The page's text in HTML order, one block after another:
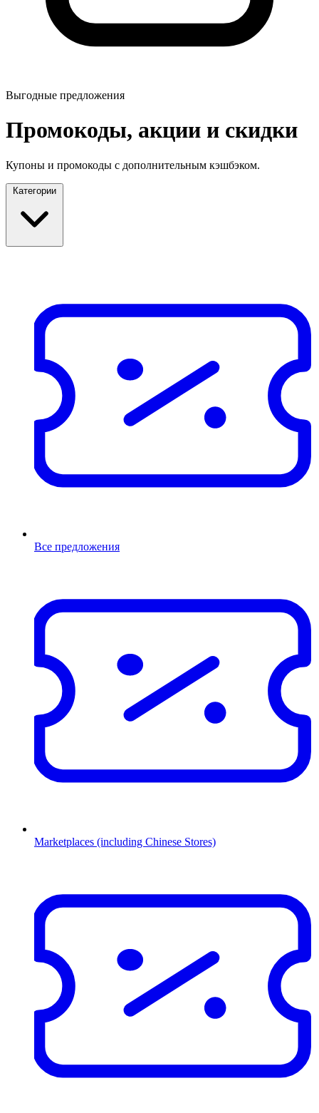
Выгодные предложения
Промокоды, акции и скидки
Купоны и промокоды с дополнительным кэшбэком.
Категории
Все предложения
Marketplaces (including Chinese Stores)